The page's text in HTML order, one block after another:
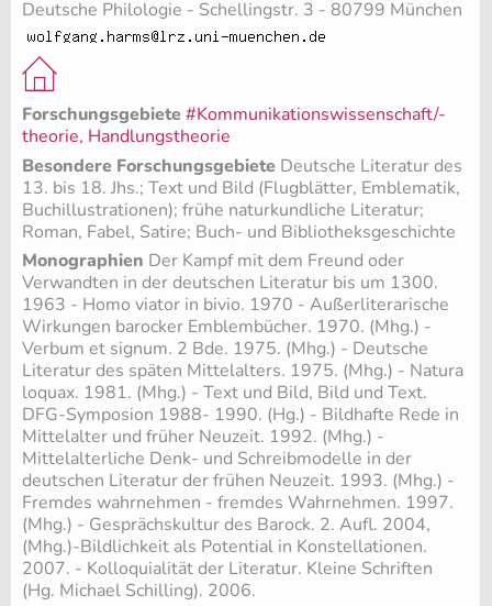
Deutsche Philologie - Schellingstr. 3 - 80799 München
Forschungsgebiete#Kommunikationswissenschaft/-
theorie, Handlungstheorie
Besondere Forschungsgebiete Deutsche Literatur des
13. bis 18. Jhs.; Text und Bild (Flugblätter, Emblematik,
Buchillustrationen); frühe naturkundliche Literatur;
Roman, Fabel, Satire; Buch- und Bibliotheksgeschichte
Monographien Der Kampf mit dem Freund oder
Verwandten in der deutschen Literatur bis um 1300.
1963 - Homo viator in bivio. 1970 - Außerliterarische
Wirkungen barocker Emblembücher. 1970. (Mhg.) -
Verbum et signum. 2 Bde. 1975. (Mhg.) - Deutsche
Literatur des späten Mittelalters. 1975. (Mhg.) - Natura
loquax. 1981. (Mhg.) - Text und Bild, Bild und Text.
DFG-Symposion 1988- 1990. (Hg.) - Bildhafte Rede in
Mittelalter und früher Neuzeit. 1992. (Mhg.) -
Mittelalterliche Denk- und Schreibmodelle in der
deutschen Literatur der frühen Neuzeit. 1993. (Mhg.) -
Fremdes wahrnehmen - fremdes Wahrnehmen. 1997.
(Mhg.) - Gesprächskultur des Barock. 2. Aufl. 2004,
(Mhg.)-Bildlichkeit als Potential in Konstellationen.
2007. - Kolloquialität der Literatur. Kleine Schriften
(Hg. Michael Schilling). 2006.